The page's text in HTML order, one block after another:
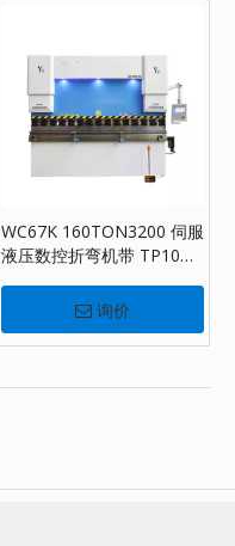
WC67K 160TON3200 伺服
液压数控折弯机带 TP10，
询价